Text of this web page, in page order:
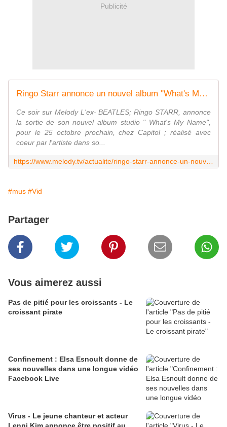
Publicité
Ringo Starr annonce un nouvel album "What's My Name"
Ce soir sur Melody L'ex- BEATLES; Ringo STARR, annonce
la sortie de son nouvel album studio " What's My Name",
pour le 25 octobre prochain, chez Capitol ; réalisé avec
coeur par l'artiste dans so...
#mus #Vid
Partager
Vous aimerez aussi
Pas de pitié pour les croissants - Le
croissant pirate
Confinement : Elsa Esnoult donne de
ses nouvelles dans une longue vidéo
Facebook Live
Virus - Le jeune chanteur et acteur